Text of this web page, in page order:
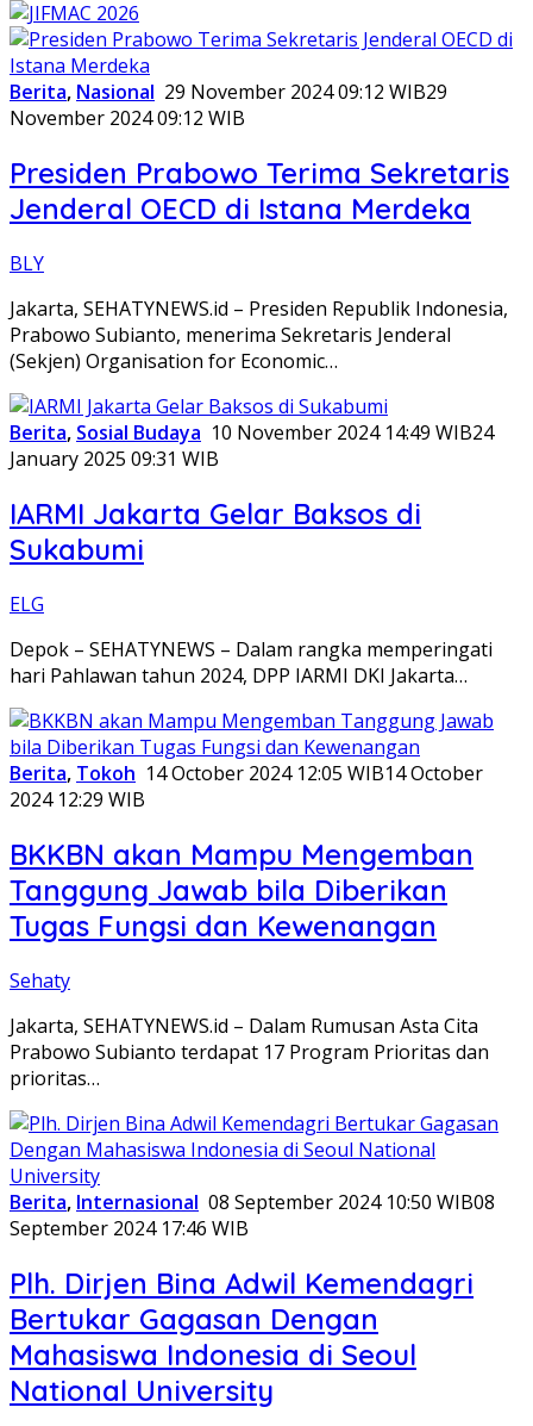
Berita, Nasional 29 November 2024 09:12 WIB29
November 2024 09:12 WIB
Presiden Prabowo Terima Sekretaris
Jenderal OECD di Istana Merdeka
BLY
Jakarta, SEHATYNEWS.id – Presiden Republik Indonesia,
Prabowo Subianto, menerima Sekretaris Jenderal
(Sekjen) Organisation for Economic…
Berita, Sosial Budaya 10 November 2024 14:49 WIB24
January 2025 09:31 WIB
IARMI Jakarta Gelar Baksos di
Sukabumi
ELG
Depok – SEHATYNEWS – Dalam rangka memperingati
hari Pahlawan tahun 2024, DPP IARMI DKI Jakarta…
Berita, Tokoh 14 October 2024 12:05 WIB14 October
2024 12:29 WIB
BKKBN akan Mampu Mengemban
Tanggung Jawab bila Diberikan
Tugas Fungsi dan Kewenangan
Sehaty
Jakarta, SEHATYNEWS.id – Dalam Rumusan Asta Cita
Prabowo Subianto terdapat 17 Program Prioritas dan
prioritas…
Berita, Internasional 08 September 2024 10:50 WIB08
September 2024 17:46 WIB
Plh. Dirjen Bina Adwil Kemendagri
Bertukar Gagasan Dengan
Mahasiswa Indonesia di Seoul
National University